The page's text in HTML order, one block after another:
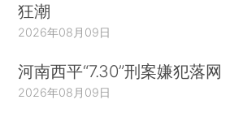
狂潮
2026年08月09日
河南西平“7.30”刑案嫌犯落网
2026年08月09日